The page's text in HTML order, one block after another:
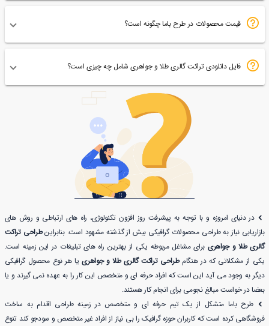
قیمت محصولات در طرح باما چگونه است؟
فایل دانلودی تراکت گالری طلا و جواهری شامل چه چیزی است؟
در دنیای امروزه و با توجه به پیشرفت روز افزون تکنولوژی، راه های ارتباطی و روش های
بازاریابی نیاز به طراحی محصولات گرافیکی بیش از گذشته مشهود است. بنابراینطراحی تراکت
گالری طلا و جواهری برای مشاغل مربوطه یکی از بهترین راه های تبلیغات در این زمینه است.
یکی از مشکلاتی که در هنگامطراحی تراکت گالری طلا و جواهری یا هر نوع محصول گرافیکی
دیگر به وجود می آید این است که افراد حرفه ای و متخصص این کار را به عهده نمی گیرند و یا
بعضا در خواست مبالغ نجومی برای انجام کار هستند.
طرح باما متشکل از یک تیم حرفه ای و متخصص در زمینه طراحی اقدام به ساخت
فروشگاهی کرده است که کاربران حوزه گرافیک را بی نیاز از افراد غیر متخصص و سودجو کند تنوع